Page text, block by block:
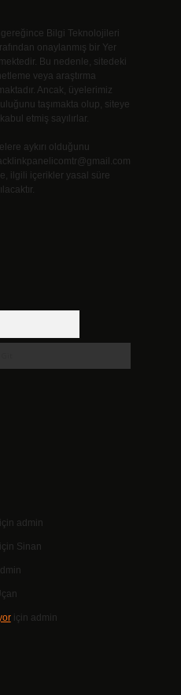
gereğince Bilgi Teknolojileri
onaylanmış bir Yer
Bu nedenle, sitedeki
veya araştırma
Ancak, üyelerimiz
taşımakta olup, siteye
etmiş sayılırlar.
aykırı olduğunu
ilgili içerikler yasal süre
admin
Sinan
için admin